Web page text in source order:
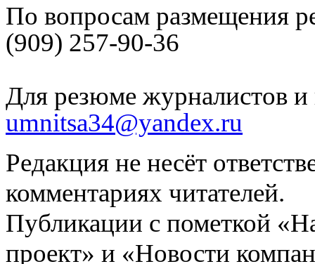
По вопросам размещения
(909) 257-90-36
Для резюме журналистов и
umnitsa34@yandex.ru
Редакция не несёт
комментариях читателей.
Публикации с пометкой
проект» и «Новости